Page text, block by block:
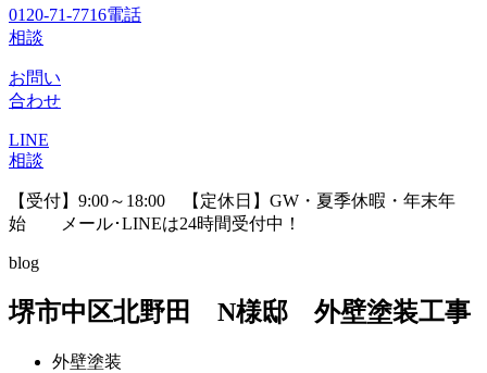
0120-71-7716電話
相談
お問い
合わせ
LINE
相談
【受付】9:00～18:00 【定休日】GW・夏季休暇・年末年
始 メール･LINEは24時間受付中！
blog
堺市中区北野田 N様邸 外壁塗装工事
外壁塗装